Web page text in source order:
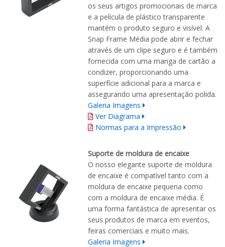
os seus artigos promocionais de marca
e a película de plástico transparente
mantém o produto seguro e visível. A
Snap Frame Média pode abrir e fechar
através de um clipe seguro e é também
fornecida com uma manga de cartão a
condizer, proporcionando uma
superfície adicional para a marca e
assegurando uma apresentação polida.
Galeria Imagens
Ver Diagrama
Normas para a Impressão
Suporte de moldura de encaixe
O nosso elegante suporte de moldura
de encaixe é compatível tanto com a
moldura de encaixe pequena como
com a moldura de encaixe média. É
uma forma fantástica de apresentar os
seus produtos de marca em eventos,
feiras comerciais e muito mais.
Galeria Imagens